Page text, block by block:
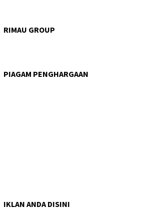
RIMAU GROUP
PIAGAM PENGHARGAAN
IKLAN ANDA DISINI